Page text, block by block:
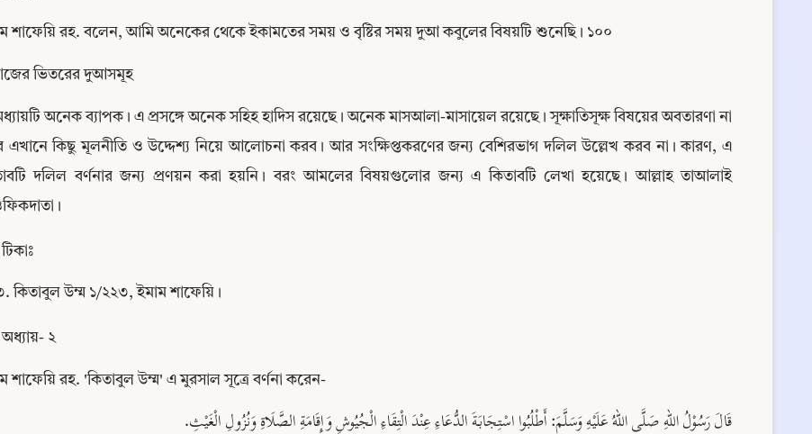
শাফেয়ি রহ. বলেন, আমি অনেকের থেকে ইকামতের সময় ও বৃষ্টির সময় দুআ কবুলের বিষয়টি শুনেছি। ১০০
ভিতরের দুআসমূহ
অনেক ব্যাপক। এ প্রসঙ্গে অনেক সহিহ হাদিস রয়েছে। অনেক মাসআলা-মাসায়েল রয়েছে। সূক্ষাতিসূক্ষ বিষয়ের অবতারণা না
এখানে কিছু মূলনীতি ও উদ্দেশ্য নিয়ে আলোচনা করব। আর সংক্ষিপ্তকরণের জন্য বেশিরভাগ দলিল উল্লেখ করব না। কারণ, এ
দলিল বর্ণনার জন্য প্রণয়ন করা হয়নি। বরং আমলের বিষয়গুলোর জন্য এ কিতাবটি লেখা হয়েছে। আল্লাহ তাআলাই
টিকাঃ
কিতাবুল উম্ম ১/২২৩, ইমাম শাফেয়ি।
অধ্যায়- ২
শাফেয়ি রহ. 'কিতাবুল উম্ম' এ মুরসাল সূত্রে বর্ণনা করেন-
قَالَ رَسُوْلُ اللهِ صَلَّى اللهُ عَلَيْهِ وَسَلَّمَ: أَطْلُبُوا اسْتِجَابَةَ الدُّعَاءِ عِنْدَ الْتِقَاءِ الْجُيُوشِ وَإِقَامَةِ الصَّلَاةِ وَنُزُولِ الْغَيْثِ.
Copy